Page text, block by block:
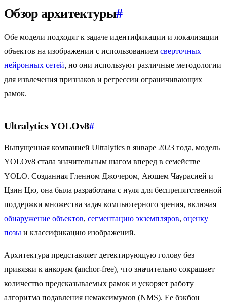
Обзор архитектуры#
Обе модели подходят к задаче идентификации и локализации
объектов на изображении с использованием сверточных
нейронных сетей, но они используют различные методологии
для извлечения признаков и регрессии ограничивающих
рамок.
Ultralytics YOLOv8#
Выпущенная компанией Ultralytics в январе 2023 года, модель
YOLOv8 стала значительным шагом вперед в семействе
YOLO. Созданная Гленном Джочером, Аюшем Чаурасией и
Цзин Цю, она была разработана с нуля для беспрепятственной
поддержки множества задач компьютерного зрения, включая
обнаружение объектов, сегментацию экземпляров, оценку
позы и классификацию изображений.
Архитектура представляет детектирующую голову без
привязки к анкорам (anchor-free), что значительно сокращает
количество предсказываемых рамок и ускоряет работу
алгоритма подавления немаксимумов (NMS). Ее бэкбон